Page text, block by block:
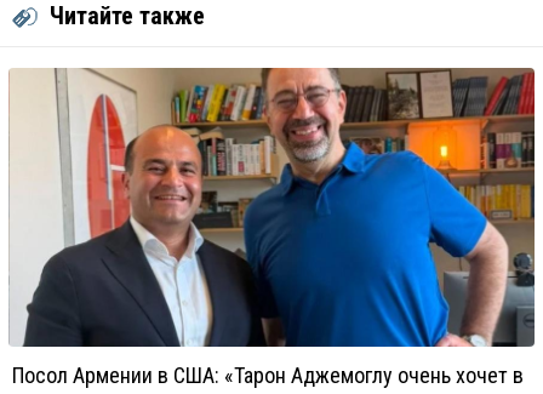
Читайте также
Посол Армении в США: «Тарон Аджемоглу очень хочет в